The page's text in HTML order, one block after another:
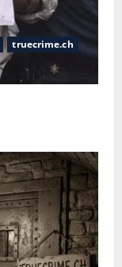
truecrime.ch